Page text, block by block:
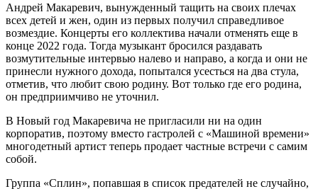
Андрей Макаревич, вынужденный тащить на своих плечах
всех детей и жен, один из первых получил справедливое
возмездие. Концерты его коллектива начали отменять еще в
конце 2022 года. Тогда музыкант бросился раздавать
возмутительные интервью налево и направо, а когда и они не
принесли нужного дохода, попытался усесться на два стула,
отметив, что любит свою родину. Вот только где его родина,
он предприимчиво не уточнил.
В Новый год Макаревича не пригласили ни на один
корпоратив, поэтому вместо гастролей с «Машиной времени»
многодетный артист теперь продает частные встречи с самим
собой.
Группа «Сплин», попавшая в список предателей не случайно,